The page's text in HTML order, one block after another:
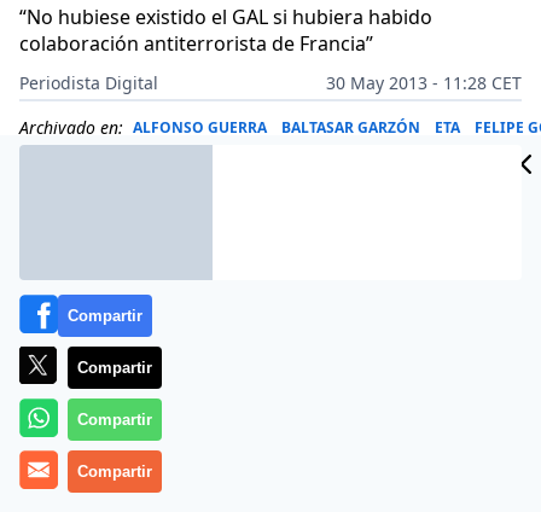
“No hubiese existido el GAL si hubiera habido
colaboración antiterrorista de Francia”
Periodista Digital
30 May 2013 - 11:28 CET
Archivado en: ALFONSO GUERRA BALTASAR GARZÓN ETA FELIPE
Compartir
Compartir
Compartir
Compartir